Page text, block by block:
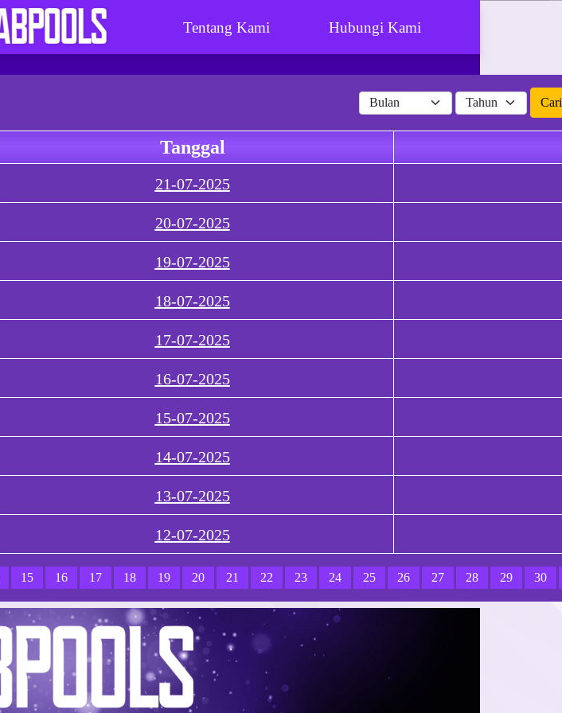
Tentang Kami Hubungi Kami
Cari
Tanggal
21-07-2025
20-07-2025
19-07-2025
18-07-2025
17-07-2025
16-07-2025
15-07-2025
14-07-2025
13-07-2025
12-07-2025
15 16 17 18 19 20 21 22 23 24 25 26 27 28 29 30